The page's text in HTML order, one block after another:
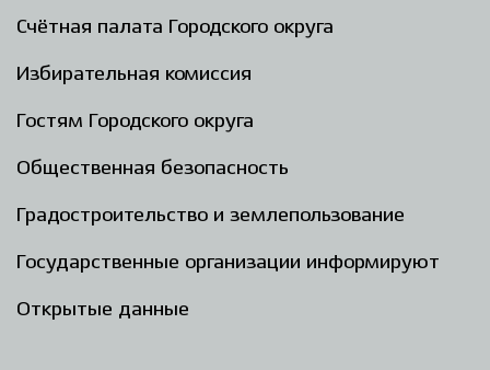
Счётная палата Городского округа
Избирательная комиссия
Гостям Городского округа
Общественная безопасность
Градостроительство и землепользование
Государственные организации информируют
Открытые данные